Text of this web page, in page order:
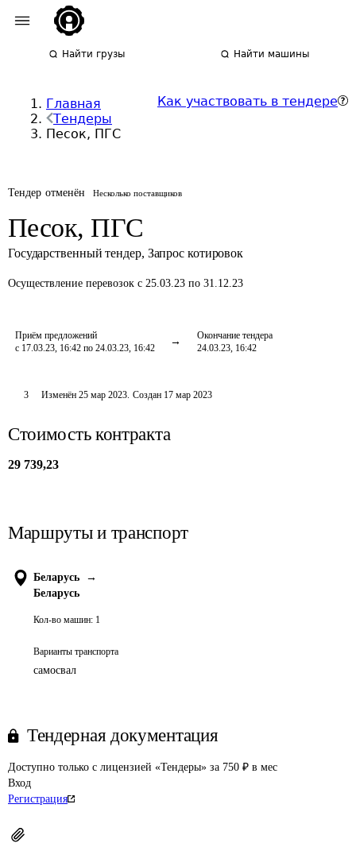
Найти грузы Найти машины
Главная
Тендеры
Песок, ПГС
Как участвовать в тендере
Тендер отменён Несколько поставщиков
Песок, ПГС
Государственный тендер, Запрос котировок
Осуществление перевозок с 25.03.23 по 31.12.23
Приём предложений
с 17.03.23, 16:42 по 24.03.23, 16:42
Окончание тендера
24.03.23, 16:42
3 Изменён 25 мар 2023. Создан 17 мар 2023
Стоимость контракта
29 739,23
Маршруты и транспорт
Беларусь
→
Беларусь
Кол-во машин: 1
Варианты транспорта
самосвал
Тендерная документация
Доступно только с лицензией «Тендеры» за 750 ₽ в мес
Вход
Регистрация